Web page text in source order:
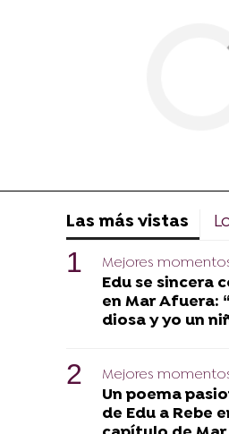
Las más vistas
Mejores
Edu se sincera
en Mar Afuera:
diosa y yo un
Mejores
Un poema
de Edu a Rebe